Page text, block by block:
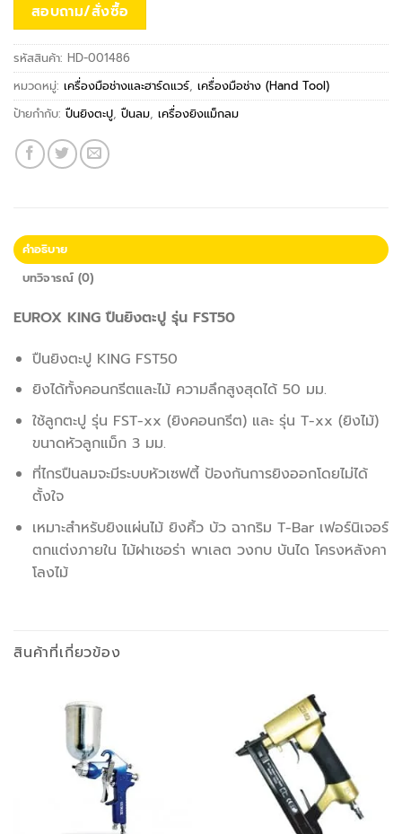
สอบถาม/สั่งซื้อ
รหัสสินค้า: HD-001486
หมวดหมู่: เครื่องมือช่างและฮาร์ดแวร์, เครื่องมือช่าง (Hand Tool)
ป้ายกำกับ: ปืนยิงตะปู, ปืนลม, เครื่องยิงแม็กลม
คำอธิบาย
บทวิจารณ์ (0)
EUROX KING ปืนยิงตะปู รุ่น FST50
ปืนยิงตะปู KING FST50
ยิงได้ทั้งคอนกรีตและไม้ ความลึกสูงสุดได้ 50 มม.
ใช้ลูกตะปู รุ่น FST-xx (ยิงคอนกรีต) และ รุ่น T-xx (ยิงไม้)
ขนาดหัวลูกแม็ก 3 มม.
ที่ไกรปืนลมจะมีระบบหัวเซฟตี้ ป้องกันการยิงออกโดยไม่ได้
ตั้งใจ
เหมาะสำหรับยิงแผ่นไม้ ยิงคิ้ว บัว ฉากริม T-Bar เฟอร์นิเจอร์
ตกแต่งภายใน ไม้ฝาเชอร่า พาเลต วงกบ บันได โครงหลังคา
โลงไม้
สินค้าที่เกี่ยวข้อง